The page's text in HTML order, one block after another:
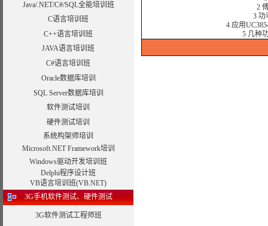
Java/.NET/C#/SQL全能培训班
C语言培训班
C++语言培训班
JAVA语言培训班
C#语言培训班
Oracle数据库培训
SQL Server数据库培训
软件测试培训
硬件测试培训
系统构架师培训
Microsoft.NET Framework培训
Windows驱动开发培训班
Delphi程序设计班
VB语言培训班(VB.NET)
3G手机软件测试、硬件测试
3G软件测试工程师班
2
3 功
4 应用
5 几种